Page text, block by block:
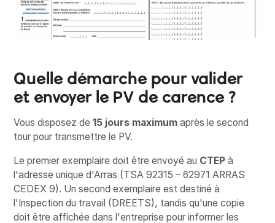
Quelle démarche pour valider
et envoyer le PV de carence ?
Vous disposez de15 jours maximum après le second
tour pour transmettre le PV.
Le premier exemplaire doit être envoyé au CTEP à
l'adresse unique d'Arras (TSA 92315 – 62971 ARRAS
CEDEX 9). Un second exemplaire est destiné à
l'Inspection du travail (DREETS), tandis qu'une copie
doit être affichée dans l'entreprise pour informer les